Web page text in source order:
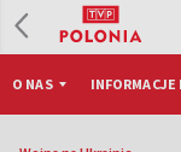
O NAS